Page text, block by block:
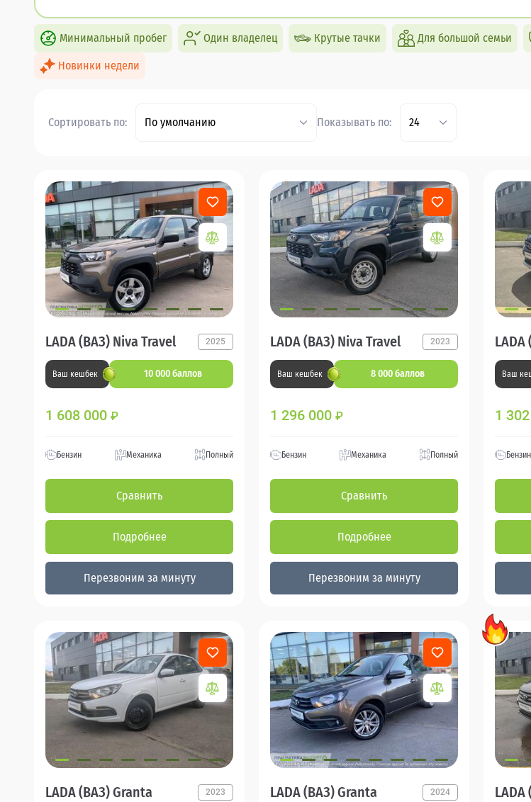
Минимальный пробег Один владелец Крутые тачки Для большой семьи
Новинки недели
Сортировать по: По умолчанию Показывать по: 24
LADA (ВАЗ) Niva Travel 2025
Ваш кешбек 10 000 баллов
1 608 000 ₽
Бензин Механика Полный
Сравнить
Подробнее
Перезвоним за минуту
LADA (ВАЗ) Niva Travel 2023
Ваш кешбек 8 000 баллов
1 296 000 ₽
Бензин Механика Полный
Сравнить
Подробнее
Перезвоним за минуту
Ваш
1
Бензин
LADA (ВАЗ) Granta 2023 LADA (ВАЗ) Granta 2024